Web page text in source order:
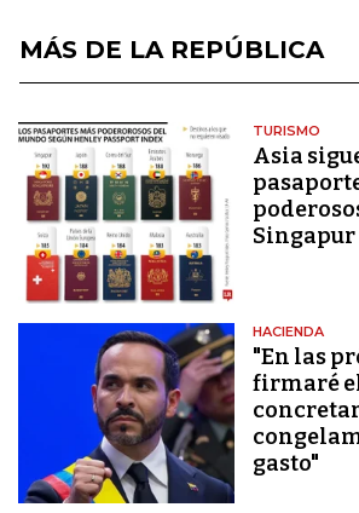
MÁS DE LA REPÚBLICA
TURISMO
Asia
Singapur
HACIENDA
"En las
firmaré
gasto"